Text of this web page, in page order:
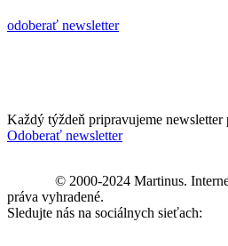
odoberať newsletter
Každý týždeň pripravujeme
Odoberať newsletter
© 2000-2024 Martinus.
práva vyhradené.
Sledujte nás na sociálnych sieťach: